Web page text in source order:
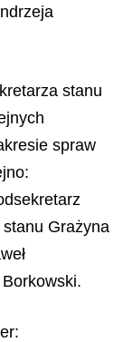
stanu
spraw
Grażyna